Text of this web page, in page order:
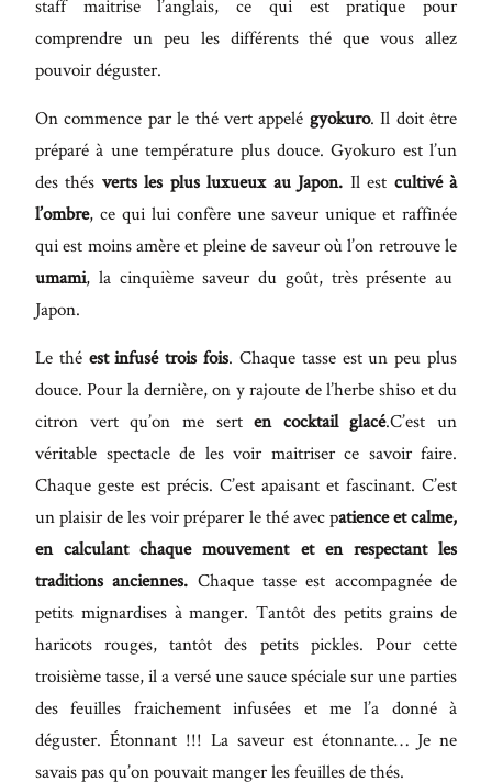
staff maitrise l’anglais, ce qui est pratique pour
comprendre un peu les différents thé que vous allez
pouvoir déguster.
On commence par le thé vert appelé gyokuro. Il doit être
préparé à une température plus douce. Gyokuro est l’un
des thés verts les plus luxueux au Japon. Il est cultivé à
l’ombre, ce qui lui confère une saveur unique et raffinée
qui est moins amère et pleine de saveur où l’on retrouve le
umami, la cinquième saveur du goût, très présente au
Japon.
Le thé est infusé trois fois. Chaque tasse est un peu plus
douce. Pour la dernière, on y rajoute de l’herbe shiso et du
citron vert qu’on me serten cocktail glacé.C’est un
véritable spectacle de les voir maitriser ce savoir faire.
Chaque geste est précis. C’est apaisant et fascinant. C’est
un plaisir de les voir préparer le thé avec patience et calme,
en calculant chaque mouvement et en respectant les
traditions anciennes. Chaque tasse est accompagnée de
petits mignardises à manger. Tantôt des petits grains de
haricots rouges, tantôt des petits pickles. Pour cette
troisième tasse, il a versé une sauce spéciale sur une parties
des feuilles fraichement infusées et me l’a donné à
déguster. Étonnant !!! La saveur est étonnante… Je ne
savais pas qu’on pouvait manger les feuilles de thés.